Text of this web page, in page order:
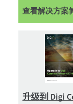
查看解决方案
升级到 Digi